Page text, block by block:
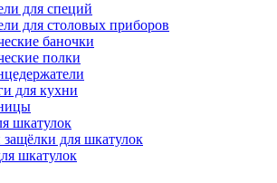
для специй
для столовых приборов
баночки
полки
для кухни
шкатулок
для шкатулок
шкатулок